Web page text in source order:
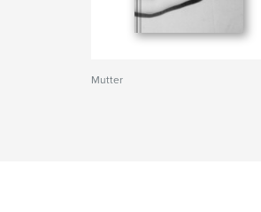
Mutter